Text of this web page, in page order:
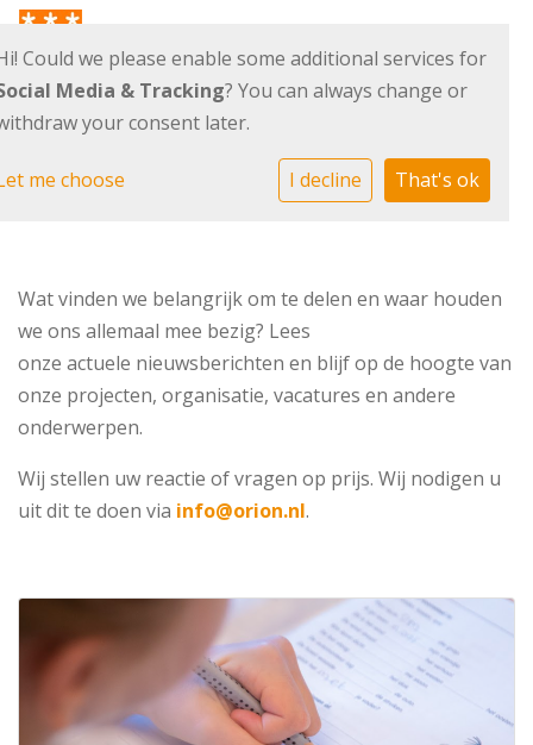
Informatie binnen
handbereik
Wat vinden we belangrijk om te delen en waar houden
we ons allemaal mee bezig? Lees
onze actuele nieuwsberichten en blijf op de hoogte van
onze projecten, organisatie, vacatures en andere
onderwerpen.
Wij stellen uw reactie of vragen op prijs. Wij nodigen u
uit dit te doen via info@orion.nl.
Could we please enable some additional services for
Media & Tracking? You can always change or
your consent later.
me choose I decline That's ok